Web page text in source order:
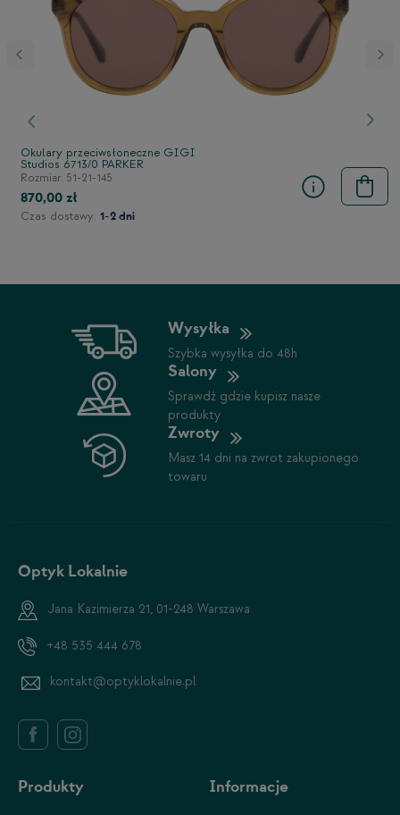
Poprzedni
Okulary przeciwsłoneczne GIGI
Studios 6713/0 PARKER
Rozmiar: 51-21-145
870,00 zł
Czas dostawy: 1-2 dni
Wysyłka
Szybka wysyłka do 48h
Salony
Sprawdź gdzie kupisz nasze
produkty
Zwroty
Masz 14 dni na zwrot zakupionego
towaru
Optyk Lokalnie
Jana Kazimierza 21, 01-248 Warszawa
+48 535 444 678
kontakt@optyklokalnie.pl
Produkty Informacje